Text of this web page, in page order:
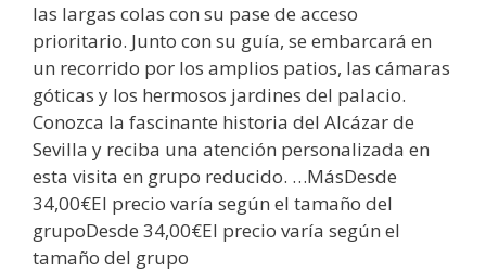
las largas colas con su pase de acceso
prioritario. Junto con su guía, se embarcará en
un recorrido por los amplios patios, las cámaras
góticas y los hermosos jardines del palacio.
Conozca la fascinante historia del Alcázar de
Sevilla y reciba una atención personalizada en
esta visita en grupo reducido. …MásDesde
34,00€El precio varía según el tamaño del
grupoDesde 34,00€El precio varía según el
tamaño del grupo